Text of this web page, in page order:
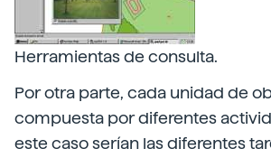
Herramientas de consulta.
Por otra parte, cada unidad de
compuesta por diferentes
este caso serían las diferentes